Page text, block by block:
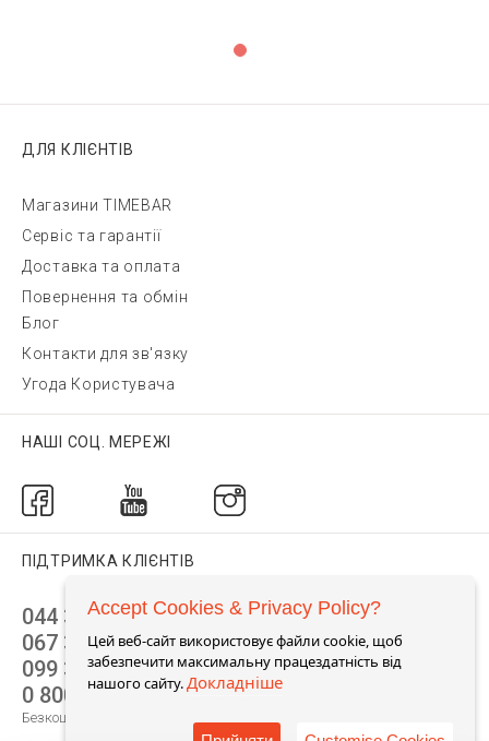
ДЛЯ КЛІЄНТІВ
Магазини TIMEBAR
Сервіс та гарантії
Доставка та оплата
Повернення та обмін
Блог
Контакти для зв'язку
Угода Користувача
НАШІ СОЦ. МЕРЕЖІ
ПІДТРИМКА КЛІЄНТІВ
044 392 44 45
067 344 14 44 (viber)
099 399 23 80
0 800 305 805
Безкоштовно по Україні
Accept Cookies & Privacy Policy?
Цей веб-сайт використовує файли cookie, щоб
забезпечити максимальну працездатність від
нашого сайту.Докладніше